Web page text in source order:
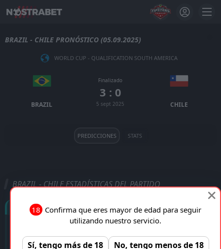
BRAZIL - CHILE PRONÓSTICO (05.09.2025)
WORLD CUP - QUALIFICATION SOUTH AMERICA
BRAZIL
Finalizado
3 : 0
5 sept 2025 CHILE
PREDICCIONES STATS
BRAZIL - CHILE ESTADÍSTICAS DEL PARTIDO
Goles
'72 ︎ Lucas Paqueta
18 Confirma que eres mayor de edad para seguir
utilizando nuestro servicio.
Sí, tengo más de 18 No, tengo menos de 18